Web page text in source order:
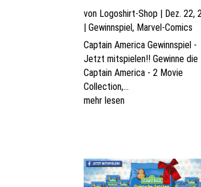
von Logoshirt-Shop | Dez. 22,
|Gewinnspiel, Marvel-Comics
Captain America Gewinnspiel -
Jetzt mitspielen!! Gewinne die
Captain America - 2 Movie
Collection,...
mehr lesen